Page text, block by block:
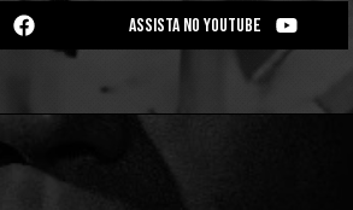
ASSISTA NO YOUTUBE